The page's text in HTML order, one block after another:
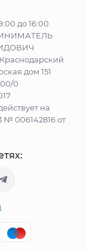
до 16:00
дом 151
0
на
№ 006142816 от